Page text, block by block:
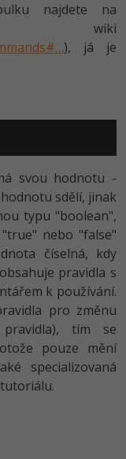
najdete na
wiki
), já je
svou hodnotu -
sdělí, jinak
typu "boolean",
nebo "false"
číselná, kdy
pravidla s
k používání.
pro změnu
pravidla), tím se
pouze mění
specializovaná